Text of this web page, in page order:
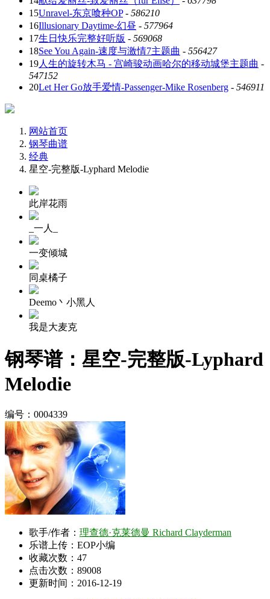
15Unravel-东京喰种OP- 586210
16Illusionary Daytime-幻昼 - 577964
17生日快乐完整好听版 - 569068
18See You Again-速度与激情7主题曲 - 556427
19人生的旋转木马 - 宫崎骏动画哈尔的移动城堡主题曲 -
547152
20Let Her Go放手爱情-Passenger-Mike Rosenberg - 546911
网站首页
钢琴曲谱
经典
星空-完整版-Lyphard Melodie
此岸花雨
_一人_
一变倾城
同桌橘子
Deemo丶小黑人
我是大麦克
钢琴谱：星空-完整版-Lyphard
Melodie
编号：0004339
歌手/作者： 理查德·克莱德曼 Richard Clayderman
乐谱上传：EOP小编
收藏次数： 47
点击次数：89008
更新时间：2016-12-19